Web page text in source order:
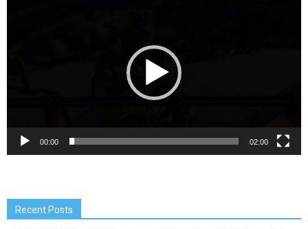
00:00 02:00
Recent Posts